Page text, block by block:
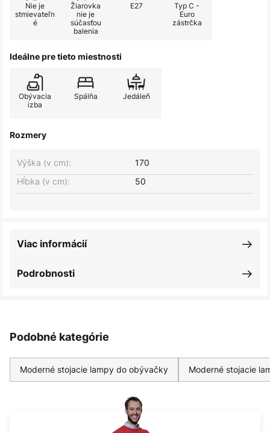
Nie je
stmievateľn
é
Žiarovka
nie je
súčasťou
balenia
E27
Typ C -
Euro
zástrčka
Ideálne pre tieto miestnosti
Obývacia
izba
Spálňa Jedáleň
Rozmery
Výška (v cm):
170
Hĺbka (v cm):
50
Podrobnosti
Viac informácií
Podobné kategórie
Moderné stojacie lampy do obývačky Moderné stojacie